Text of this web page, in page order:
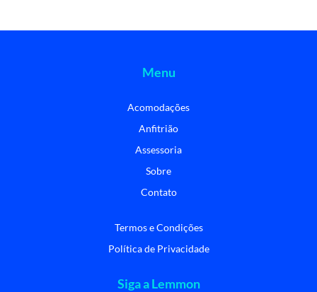
Menu
Acomodações
Anfitrião
Assessoria
Sobre
Contato
Termos e Condições
Política de Privacidade
Siga a Lemmon